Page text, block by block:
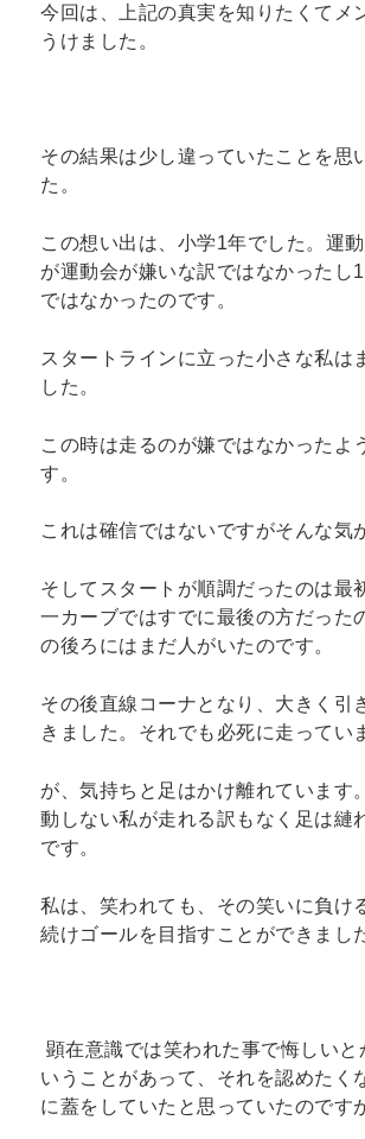
今回は、上記の真実を知りたくてメ
うけました。
その結果は少し違っていたことを思
た。
この想い出は、小学1年でした。運
が運動会が嫌いな訳ではなかったし
ではなかったのです。
スタートラインに立った小さな私は
した。
この時は走るのが嫌ではなかったよ
す。
これは確信ではないですがそんな気
そしてスタートが順調だったのは最
一カーブではすでに最後の方だった
の後ろにはまだ人がいたのです。
その後直線コーナとなり、大きく引
きました。それでも必死に走ってい
が、気持ちと足はかけ離れています
動しない私が走れる訳もなく足は縺
です。
私は、笑われても、その笑いに負け
続けゴールを目指すことができまし
顕在意識では笑われた事で悔しいと
いうことがあって、それを認めたく
に蓋をしていたと思っていたのです